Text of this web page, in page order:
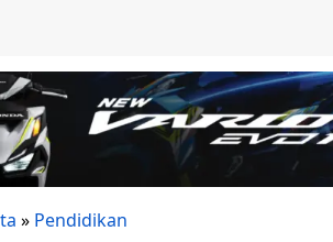
» Pendidikan